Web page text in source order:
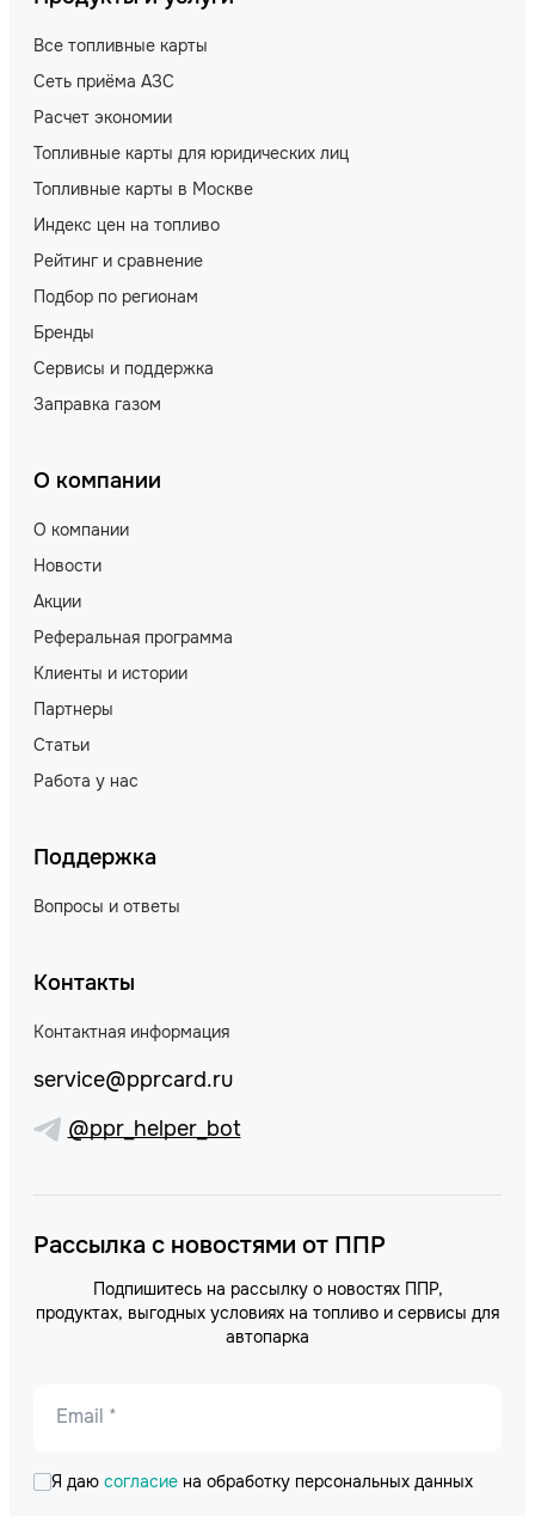
Все топливные карты
Сеть приёма АЗС
Расчет экономии
Топливные карты для юридических лиц
Топливные карты в Москве
Индекс цен на топливо
Рейтинг и сравнение
Подбор по регионам
Бренды
Сервисы и поддержка
Заправка газом
О компании
О компании
Новости
Акции
Реферальная программа
Клиенты и истории
Партнеры
Статьи
Работа у нас
Поддержка
Вопросы и ответы
Контакты
Контактная информация
service@pprcard.ru
@ppr_helper_bot
Рассылка с новостями от ППР
Подпишитесь на рассылку о новостях ППР,
продуктах, выгодных условиях на топливо и сервисы для
автопарка
Email *
Я даю согласие на обработку персональных данных